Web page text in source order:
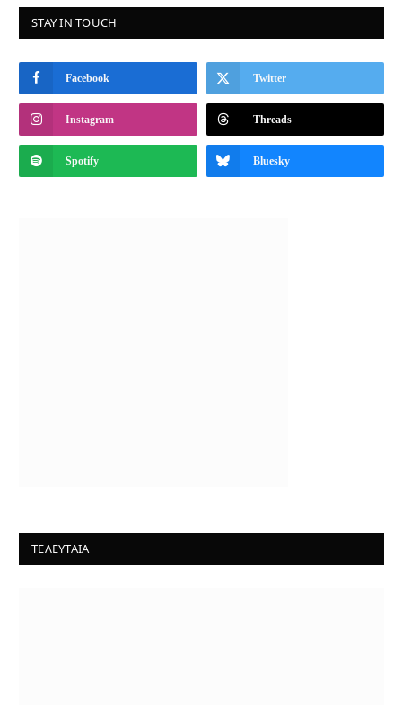
STAY IN TOUCH
Facebook Twitter
Instagram Threads
Spotify Bluesky
ΤΕΛΕΥΤΑΙΑ